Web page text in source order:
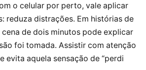
o celular por perto, vale aplicar
reduza distrações. Em histórias de
cena de dois minutos pode explicar
foi tomada. Assistir com atenção
evita aquela sensação de “perdi